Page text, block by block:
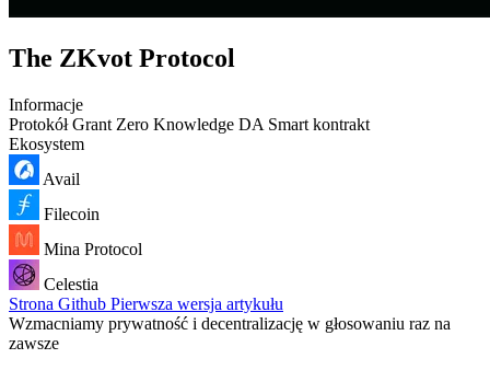
The ZKvot Protocol
Informacje
ProtokółGrant Zero Knowledge DA Smart kontrakt
Ekosystem
Avail
Filecoin
Mina Protocol
Celestia
Strona Github Pierwsza wersja artykułu
Wzmacniamy prywatność i decentralizację w głosowaniu raz na
zawsze